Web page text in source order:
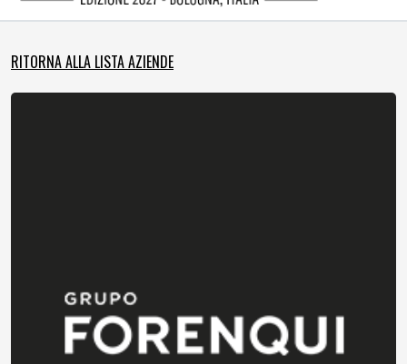
RITORNA ALLA LISTA AZIENDE